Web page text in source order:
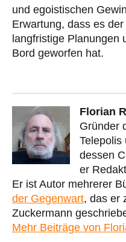
und egoistischen
Erwartung, dass es
langfristige Planungen
Bord geworfen hat.
Florian
Gründer
Telepolis
dessen
er
Er ist Autor mehrerer
der Gegenwart, das er
Zuckermann
Mehr Beiträge von